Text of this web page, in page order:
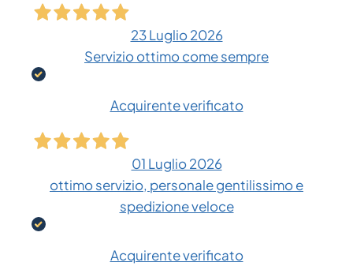
23 Luglio 2026
Servizio ottimo come sempre
Acquirente verificato
01 Luglio 2026
ottimo servizio, personale gentilissimo e
spedizione veloce
Acquirente verificato